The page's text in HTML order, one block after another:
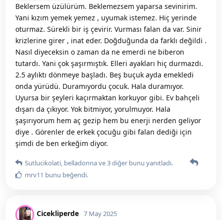
Beklersem üzülürüm. Beklemezsem yaparsa sevinirim.
Yani kızım yemek yemez , uyumak istemez. Hiç yerinde
oturmaz. Sürekli bir iş çevirir. Vurması falan da var. Sinir
krizlerine girer , inat eder. Doğduğunda da farklı değildi .
Nasıl diyeceksin o zaman da ne emerdi ne biberon
tutardı. Yani çok şaşırmıştık. Elleri ayakları hiç durmazdı.
2.5 aylıktı dönmeye başladı. Beş buçuk ayda emekledi
onda yürüdü. Duramıyordu çocuk. Hala duramıyor.
Uyursa bir şeyleri kaçırmaktan korkuyor gibi. Ev bahçeli
dışarı da çıkıyor. Yok bitmiyor, yorulmuyor. Hala
şaşırıyorum hem aç gezip hem bu enerji nerden geliyor
diye . Görenler de erkek çocuğu gibi falan dediği için
şimdi de ben erkeğim diyor.
Sutlucikolati belladonnave3diğer bunu yanıtladı.
mrv11 bunu beğendi.
Cicekliperde 7 May 2025